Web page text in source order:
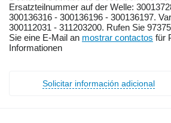
Ersatzteilnummer auf der Welle:
300136316 - 300136196 - 300136197.
300112031 - 311203200. Rufen Sie
Sie eine E-Mail an mostrar contactos für
Informationen
Solicitar información adicional